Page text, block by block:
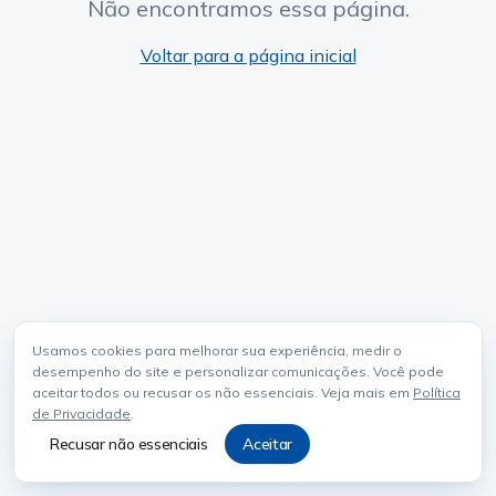
Usamos cookies para melhorar sua experiência, medir o
desempenho do site e personalizar comunicações. Você pode
aceitar todos ou recusar os não essenciais. Veja mais em Política
de Privacidade.
Recusar não essenciais Aceitar
Não encontramos essa página.
Voltar para a página inicial